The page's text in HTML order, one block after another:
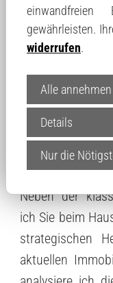
Neben der
ich Sie beim
strategischen
aktuellen
gewährleisten.
widerrufen.
Alle annehmen
Details
Nur die